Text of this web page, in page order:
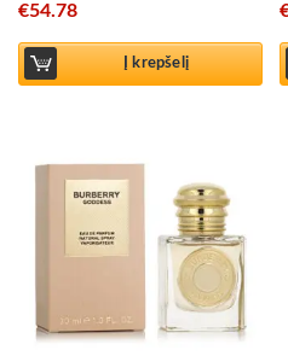
€54.78
Į krepšelį